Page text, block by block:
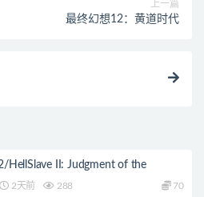
上一篇
最终幻想12：黄道时代
HellSlave II: Judgment of the
2天前 288 70